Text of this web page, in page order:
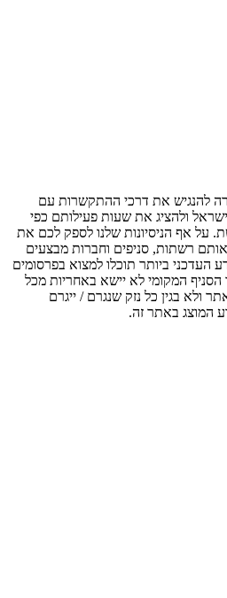
להנגיש את דרכי ההתקשרות עם
ולהציג את שעות פעילותם כפי
על אף הניסיונות שלנו לספק לכם את
רשתות, סניפים וחברות מבצעים
העדכני ביותר תוכלו למצוא בפרסומים
המקומי לא יישא באחריות מכל
ולא בגין כל נזק שנגרם / ייגרם
המוצג באתר זה.